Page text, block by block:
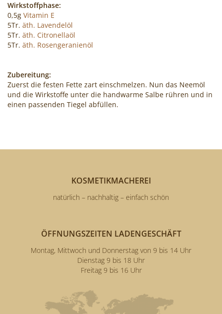
Wirkstoffphase:
0,5g Vitamin E
5Tr. äth. Lavendelöl
5Tr. äth. Citronellaöl
5Tr. äth. Rosengeranienöl
Zubereitung:
Zuerst die festen Fette zart einschmelzen. Nun das Neemöl
und die Wirkstoffe unter die handwarme Salbe rühren und in
einen passenden Tiegel abfüllen.
KOSMETIKMACHEREI
natürlich – nachhaltig – einfach schön
ÖFFNUNGSZEITEN LADENGESCHÄFT
Montag, Mittwoch und Donnerstag von 9 bis 14 Uhr
Dienstag 9 bis 18 Uhr
Freitag 9 bis 16 Uhr